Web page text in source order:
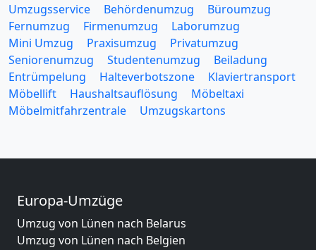
Umzugsservice Behördenumzug
Büroumzug
Fernumzug
Firmenumzug
Laborumzug
Mini Umzug
Praxisumzug
Privatumzug
Seniorenumzug
Studentenumzug
Beiladung
Entrümpelung
Halteverbotszone
Klaviertransport
Möbellift
Haushaltsauflösung
Möbeltaxi
Möbelmitfahrzentrale
Umzugskartons
Europa-Umzüge
Umzug von Lünen nach Belarus
Umzug von Lünen nach Belgien